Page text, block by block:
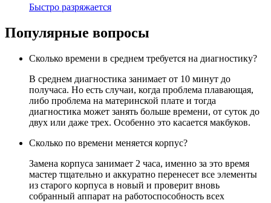
Быстро разряжается
Популярные вопросы
Сколько времени в среднем требуется на диагностику?
В среднем диагностика занимает от 10 минут до
получаса. Но есть случаи, когда проблема плавающая,
либо проблема на материнской плате и тогда
диагностика может занять больше времени, от суток до
двух или даже трех. Особенно это касается макбуков.
Сколько по времени меняется корпус?
Замена корпуса занимает 2 часа, именно за это время
мастер тщательно и аккуратно перенесет все элементы
из старого корпуса в новый и проверит вновь
собранный аппарат на работоспособность всех